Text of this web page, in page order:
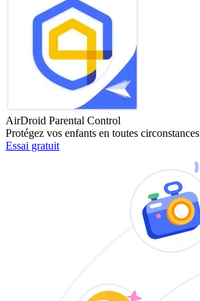
AirDroid Parental Control
Protégez vos enfants en toutes circonstances
Essai gratuit